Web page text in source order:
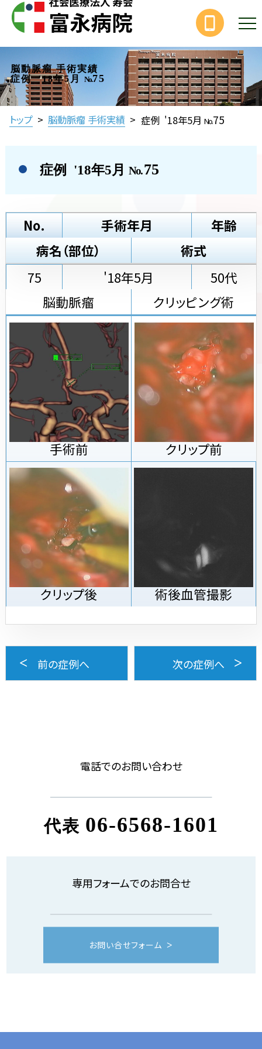
脳動脈瘤 手術実績
症例 '18年5月
No.75
トップ > 脳動脈瘤 手術実績 > 症例 '18年5月 No.75
症例 '18年5月 No.75
No. 手術年月
年齢
病名（部位）
術式
75
'18年5月
50代
脳動脈瘤
クリッピング術
手術前 クリップ前
クリップ後 術後血管撮影
前の症例へ 次の症例へ
電話でのお問い合わせ
代表 06-6568-1601
専用フォームでのお問合せ
お問い合せフォーム